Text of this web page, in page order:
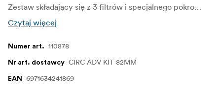
Zestaw składający się z 3 filtrów i specjalnego pokrowca na filtry: filtr UV, filtr polaryzacyjny i filtr Natural Night.
Czytaj więcej
Numer art. 110878
Nr art. dostawcy CIRC ADV KIT 82MM
EAN 6971634241869